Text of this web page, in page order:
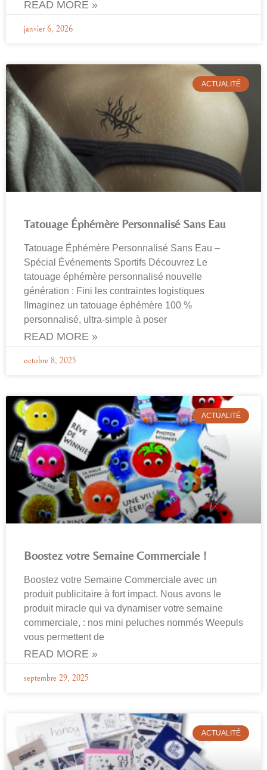
READ MORE »
janvier 6, 2026
ACTUALITÉ
Tatouage Éphémère Personnalisé Sans Eau
Tatouage Éphémère Personnalisé Sans Eau –
Spécial Événements Sportifs Découvrez Le
tatouage éphémère personnalisé nouvelle
génération : Fini les contraintes logistiques
!Imaginez un tatouage éphémère 100 %
personnalisé, ultra-simple à poser
READ MORE »
octobre 8, 2025
ACTUALITÉ
Boostez votre Semaine Commerciale !
Boostez votre Semaine Commerciale avec un
produit publicitaire à fort impact. Nous avons le
produit miracle qui va dynamiser votre semaine
commerciale, : nos mini peluches nommés Weepuls
vous permettent de
READ MORE »
septembre 29, 2025
ACTUALITÉ